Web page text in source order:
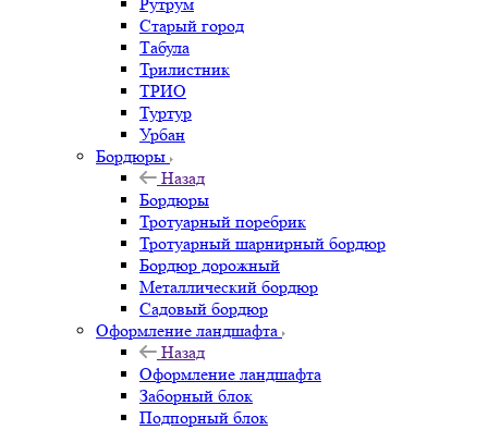
Старый город
Табула
Трилистник
ТРИО
Туртур
Урбан
Бордюры
Назад
Бордюры
Тротуарный поребрик
Тротуарный шарнирный бордюр
Бордюр дорожный
Металлический бордюр
Садовый бордюр
Оформление ландшафта
Назад
Оформление ландшафта
Заборный блок
Подпорный блок